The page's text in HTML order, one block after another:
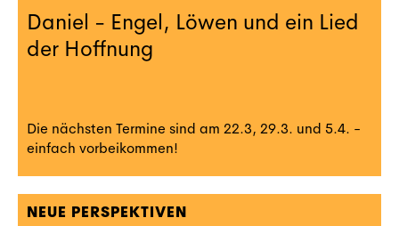
Daniel - Engel, Löwen und ein Lied
der Hoffnung
Die nächsten Termine sind am 22.3, 29.3. und 5.4. -
einfach vorbeikommen!
NEUE PERSPEKTIVEN